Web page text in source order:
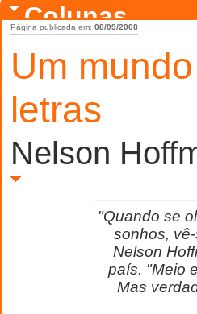
Colunas
Um
letras
Página publicada em: 08/09/2008
Nelson
"Quando se
sonhos,
Nelson
país. "Meio
Mas